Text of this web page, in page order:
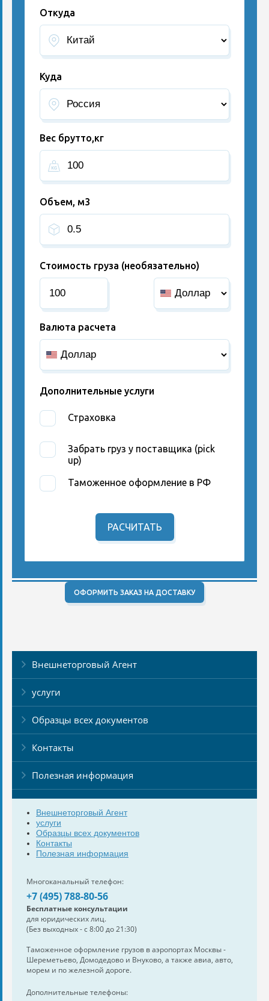
Откуда
Куда
Вес брутто,кг
Объем, м3
Стоимость груза (необязательно)
Валюта расчета
Дополнительные услуги
Страховка
Забрать груз у поставщика (pick
up)
Таможенное оформление в РФ
РАСЧИТАТЬ
ОФОРМИТЬ ЗАКАЗ НА ДОСТАВКУ
Внешнеторговый Агент
услуги
Образцы всех документов
Контакты
Полезная информация
Внешнеторговый Агент
услуги
Образцы всех документов
Контакты
Полезная информация
Многоканальный телефон:
+7 (495) 788-80-56
Бесплатные консультации
для юридических лиц.
(Без выходных - с 8:00 до 21:30)
Таможенное оформление грузов в аэропортах Москвы -
Шереметьево, Домодедово и Внуково, а также авиа, авто,
морем и по железной дороге.
Дополнительные телефоны: